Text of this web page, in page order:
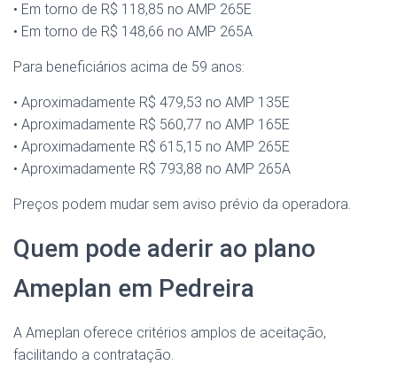
• Em torno de R$ 118,85 no AMP 265E
• Em torno de R$ 148,66 no AMP 265A
Para beneficiários acima de 59 anos:
• Aproximadamente R$ 479,53 no AMP 135E
• Aproximadamente R$ 560,77 no AMP 165E
• Aproximadamente R$ 615,15 no AMP 265E
• Aproximadamente R$ 793,88 no AMP 265A
Preços podem mudar sem aviso prévio da operadora.
Quem pode aderir ao plano
Ameplan em Pedreira
A Ameplan oferece critérios amplos de aceitação,
facilitando a contratação.